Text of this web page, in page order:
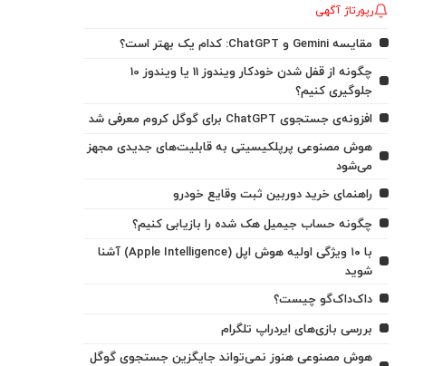
رپورتاژ آگهی
مقایسه Gemini و ChatGPT: کدام یک بهتر است؟
چگونه از قفل شدن خودکار ویندوز 11 یا ویندوز 10
جلوگیری کنیم؟
افزونه‌ی جستجوی ChatGPT برای گوگل کروم معرفی شد
هوش مصنوعی پرپلکیسیتی به قابلیت‌های جدیدی مجهز
می‌شود
راهنمای خرید دوربین ثبت وقایع خودرو
چگونه حساب جیمیل هک شده را بازیابی کنیم؟
با ۱۰ ویژگی اولیه هوش اپل (Apple Intelligence) آشنا
شوید
داک‌داک‌گو چیست؟
بررسی بازی‌های ایردراپ تلگرام
هوش مصنوعی هنوز نمی‌تواند جایگزین جستجوی گوگل